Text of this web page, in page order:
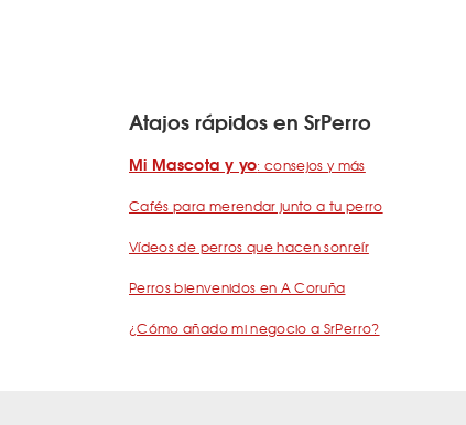
Atajos rápidos en SrPerro
Mi Mascota y yo: consejos y más
Cafés para merendar junto a tu perro
Vídeos de perros que hacen sonreír
Perros bienvenidos en A Coruña
¿Cómo añado mi negocio a SrPerro?